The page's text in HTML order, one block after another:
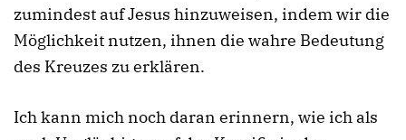
zumindest auf Jesus hinzuweisen, indem wir die
Möglichkeit nutzen, ihnen die wahre Bedeutung
des Kreuzes zu erklären.
Ich kann mich noch daran erinnern, wie ich als